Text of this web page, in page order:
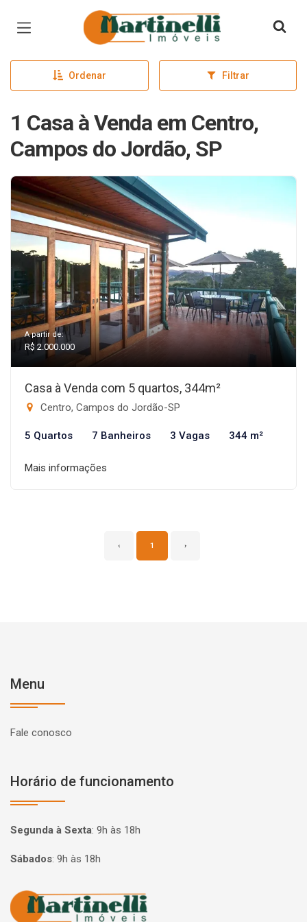
Página inicial
Ordenar Filtrar
1 Casa à Venda em Centro,
Campos do Jordão, SP
A partir de:
R$ 2.000.000
Casa à Venda com 5 quartos, 344m²
Centro, Campos do Jordão-SP
5 Quartos 7 Banheiros 3 Vagas 344 m²
Mais informações
‹ 1 ›
Menu
Fale conosco
Horário de funcionamento
Segunda à Sexta: 9h às 18h
Sábados: 9h às 18h
Página inicial